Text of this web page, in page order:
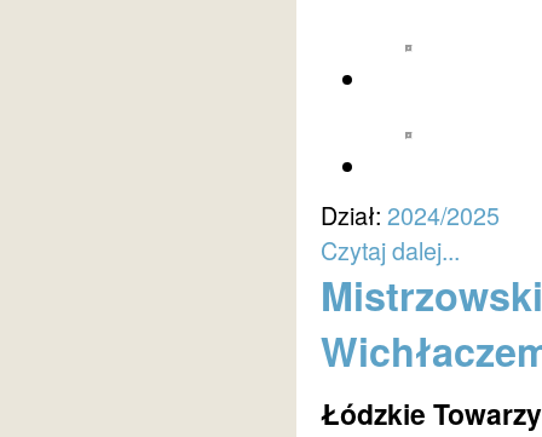
Dział: 2024/2025
Czytaj dalej...
Łódzkie